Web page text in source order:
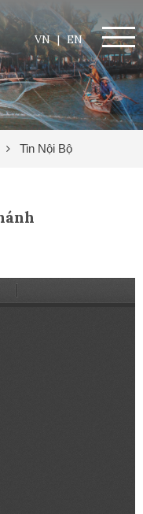
VN | EN
Tin Nội Bộ